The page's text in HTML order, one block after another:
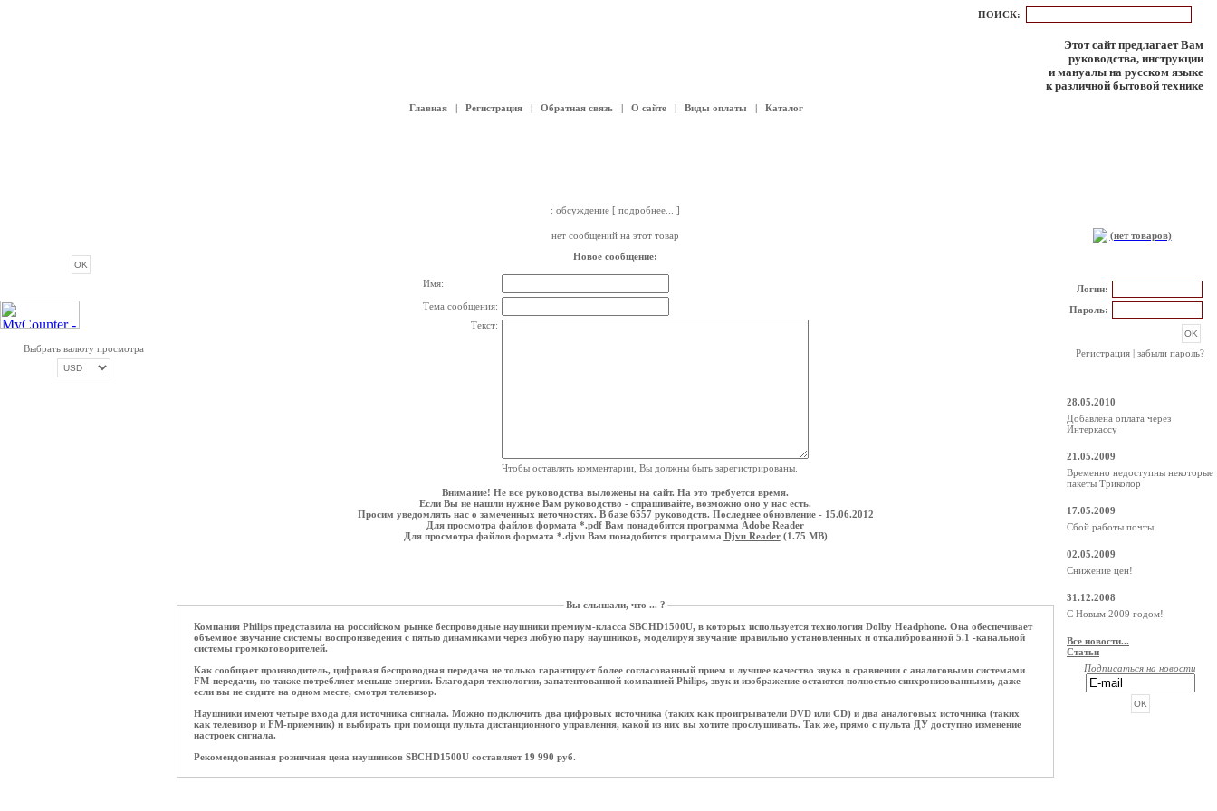
ПОИСК:
Этот сайт предлагает Вам
руководства, инструкции
и мануалы на русском языке
к различной бытовой технике
Главная| Регистрация| Обратная связь| О сайте| Виды оплаты | Каталог
Выбрать валюту просмотра
: обсуждение [ подробнее... ]
нет сообщений на этот товар
Новое сообщение:
Имя:
Тема сообщения:
Текст:
Чтобы оставлять комментарии, Вы должны быть зарегистрированы.
Внимание! Не все руководства выложены на сайт. На это требуется время.
Если Вы не нашли нужное Вам руководство - спрашивайте, возможно оно у нас есть.
Просим уведомлять нас о замеченных неточностях. В базе 6557 руководств. Последнее обновление - 15.06.2012
Для просмотра файлов формата *.pdf Вам понадобится программа Adobe Reader
Для просмотра файлов формата *.djvu Вам понадобится программа Djvu Reader(1.75 MB)
Вы слышали, что ... ?
Компания Philips представила на российском рынке беспроводные наушники премиум-класса SBCHD1500U, в которых используется технология Dolby Headphone. Она обеспечивает
объемное звучание системы воспроизведения с пятью динамиками через любую пару наушников, моделируя звучание правильно установленных и откалиброванной 5.1 -канальной
системы громкоговорителей.
Как сообщает производитель, цифровая беспроводная передача не только гарантирует более согласованный прием и лучшее качество звука в сравнении с аналоговыми системами
FM-передачи, но также потребляет меньше энергии. Благодаря технологии, запатентованной компанией Philips, звук и изображение остаются полностью синхронизованными, даже
если вы не сидите на одном месте, смотря телевизор.
Наушники имеют четыре входа для источника сигнала. Можно подключить два цифровых источника (таких как проигрыватели DVD или CD) и два аналоговых источника (таких
как телевизор и FM-приемник) и выбирать при помощи пульта дистанционного управления, какой из них вы хотите прослушивать. Так же, прямо с пульта ДУ доступно изменение
настроек сигнала.
Рекомендованная розничная цена наушников SBCHD1500U составляет 19 990 руб.
(нет товаров)
Логин:
Пароль:
Регистрация | забыли пароль?
28.05.2010
Добавлена оплата через
Интеркассу
21.05.2009
Временно недоступны некоторые
пакеты Триколор
17.05.2009
Сбой работы почты
02.05.2009
Снижение цен!
31.12.2008
С Новым 2009 годом!
Все новости...
Статьи
Подписаться на новости